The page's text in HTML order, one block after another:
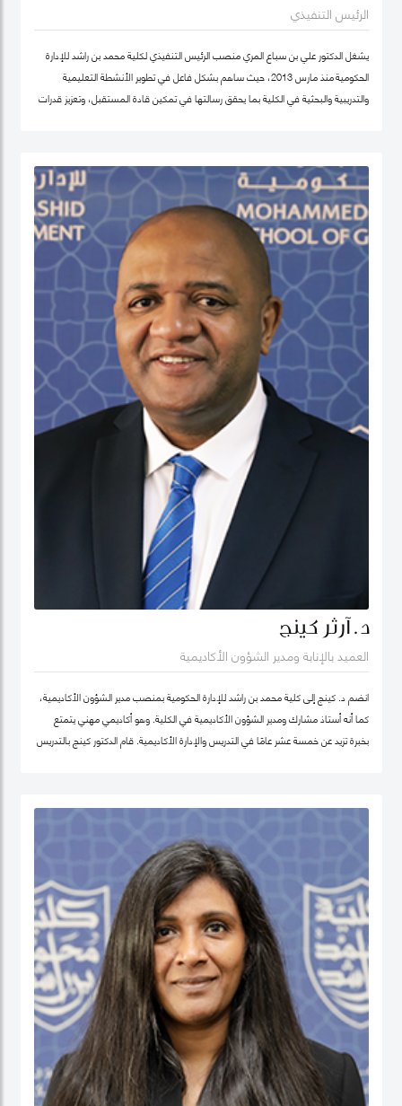
الرئيس التنفيذي
يشغل الدكتور علي بن سباع المري منصب الرئيس التنفيذي لكلية محمد بن راشد للإدارة
الحكومية منذ مارس 2013، حيث ساهم بشكل فاعل في تطوير الأنشطة التعليمية
والتدريبية والبحثية في الكلية بما يحقق رسالتها في تمكين قادة المستقبل، وتعزيز قدرات
د. آرثر كينج
العميد بالإنابة ومدير الشؤون الأكاديمية
انضم د. كينج إلى كلية محمد بن راشد للإدارة الحكومية بمنصب مدير الشؤون الأكاديمية،
كما أنه أستاذ مشارك ومدير الشؤون الأكاديمية في الكلية. وهو أكاديمي مهني يتمتع
بخبرة تزيد عن خمسة عشر عامًا في التدريس والإدارة الأكاديمية. قام الدكتور كينج بالتدريس
في مناصب إدارية مختلفة بما في ذلك رئيس إدارة، ورئيس لجنة الاعتماد، ورئيس مركز
ريادة الأعمال، وعميدًا لجامعة في الكويت مؤخرًا.